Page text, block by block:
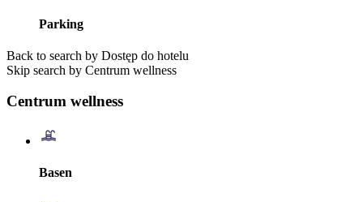
Parking
Back to search by Dostęp do hotelu
Skip search by Centrum wellness
Centrum wellness
Basen